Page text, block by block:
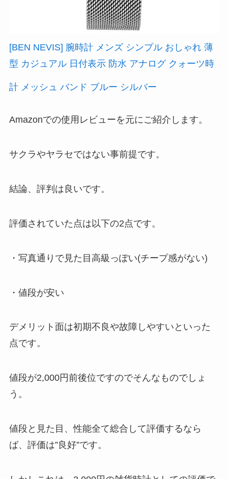
[BEN NEVIS] 腕時計 メンズ シンプル おしゃれ 薄
型 カジュアル 日付表示 防水 アナログ クォーツ時
計 メッシュ バンド ブルー シルバー
Amazonでの使用レビューを元にご紹介します。
サクラやヤラセではない事前提です。
結論、評判は良いです。
評価されていた点は以下の2点です。
・写真通りで見た目高級っぽい(チープ感がない)
・値段が安い
デメリット面は初期不良や故障しやすいといった
点です。
値段が2,000円前後位ですのでそんなものでしょ
う。
値段と見た目、性能全て総合して評価するなら
ば、評価は”良好”です。